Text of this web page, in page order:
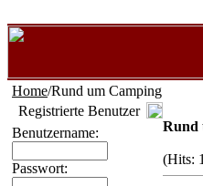
Home/Rund um Camping
Registrierte Benutzer
Benutzername:
Passwort:
Rund
(Hits: